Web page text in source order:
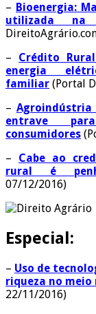
– Bioenergia:
utilizada na
– Crédito
energia
familiar (Portal
– Agroindústria
entrave
consumidores
– Cabe ao
rural é
07/12/2016)
Especial:
– Uso de
riqueza no meio
22/11/2016)